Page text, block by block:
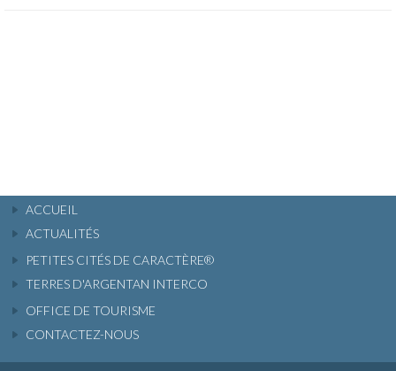
ACCUEIL
ACTUALITÉS
PETITES CITÉS DE CARACTÈRE®
TERRES D'ARGENTAN INTERCO
OFFICE DE TOURISME
CONTACTEZ-NOUS